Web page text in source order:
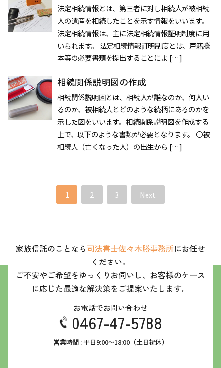
法定相続情報とは、第三者に対し相続人が被相続
人の遺産を相続したことを示す情報をいいます。
法定相続情報は、主に法定相続情報証明制度に用
いられます。 法定相続情報証明制度とは、戸籍謄
本等の必要書類を提出することによ […]
相続関係説明図の作成
相続関係説明図とは、相続人が誰なのか、何人い
るのか、被相続人とどのような続柄にあるのかを
示した図をいいます。相続関係説明図を作成する
上で、以下のような書類が必要となります。 〇被
相続人（亡くなった人）の出生から […]
1 2 3 Next
家族信託のことなら司法書士佐々木勝事務所にお任せ
ください。
ご不安やご希望をゆっくりお伺いし、お客様のケース
に応じた最適な解決策をご提案いたします。
お電話でお問い合わせ
0467-47-5788
営業時間 : 平日9:00～18:00（土日祝休）